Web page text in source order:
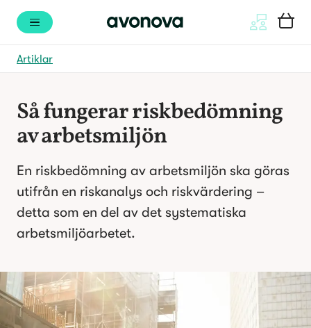
Artiklar
Så fungerar riskbedömning
av arbetsmiljön
En riskbedömning av arbetsmiljön ska göras
utifrån en riskanalys och riskvärdering –
detta som en del av det systematiska
arbetsmiljöarbetet.